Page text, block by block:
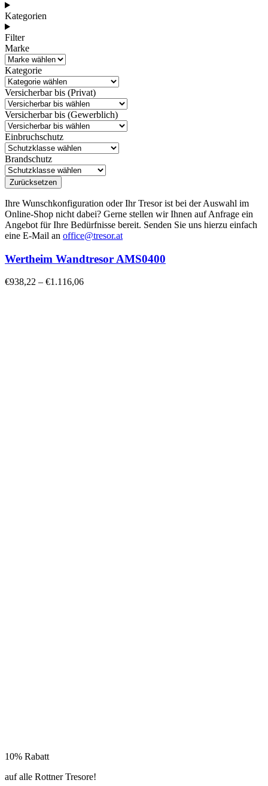
Kategorien
Filter
Marke
Kategorie
Versicherbar bis (Privat)
Versicherbar bis (Gewerblich)
Einbruchschutz
Brandschutz
Zurücksetzen
Ihre Wunschkonfiguration oder Ihr Tresor ist bei der Auswahl im
Online-Shop nicht dabei? Gerne stellen wir Ihnen auf Anfrage ein
Angebot für Ihre Bedürfnisse bereit. Senden Sie uns hierzu einfach
eine E-Mail an office@tresor.at
Wertheim Wandtresor AMS0400
€938,22 – €1.116,06
10% Rabatt
auf alle Rottner Tresore!